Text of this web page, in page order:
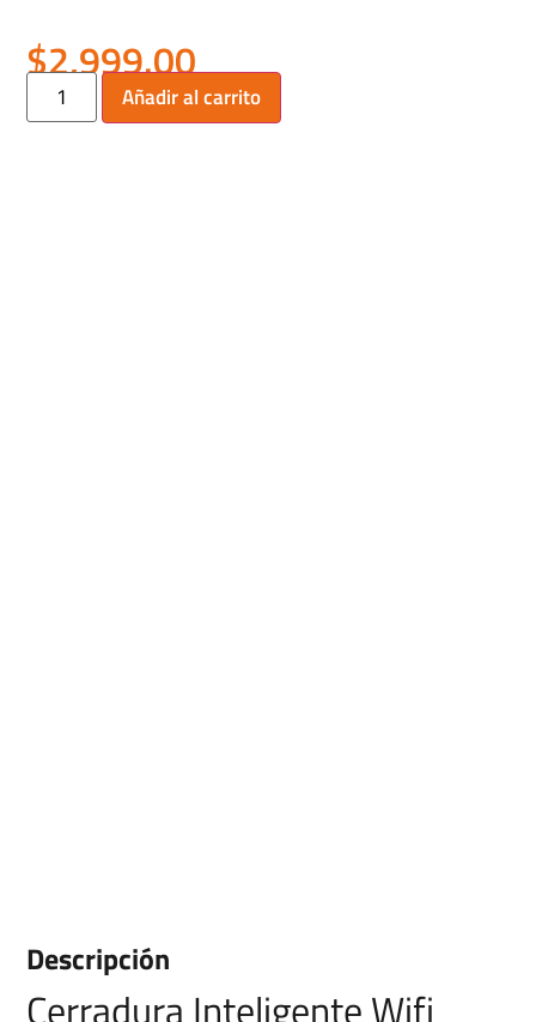
$2,999.00
Añadir al carrito
Descripción
Cerradura Inteligente Wifi